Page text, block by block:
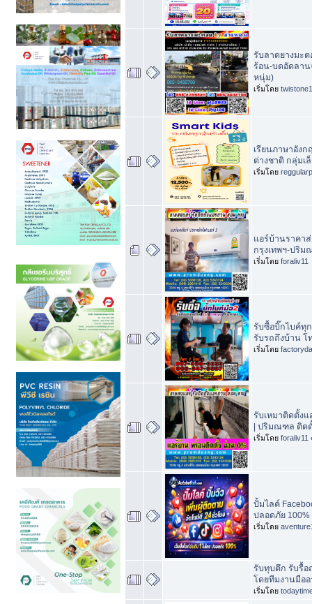
รับลาดยางมะ
ร้อน-บดอัดลาน
หนุ่ม)
เริ่มโดย twistone1
เรียนภาษาอัง
ต่างชาติ กลุ่มเ
เริ่มโดย
แอร์บ้านราคา
กรุงเทพฯ-ปริม
เริ่มโดย foraliv11
รับซื้อบิ๊กไบค์ทุ
รับรถถึงบ้าน โ
เริ่มโดย
รับเหมาติดตั้งแ
| ปริมณฑล ติด
เริ่มโดย foraliv11
ปั้มไลค์
ปลอดภัย 100%
เริ่มโดย
รับทุบตึก รับรื้อ
โดยทีมงานมือ
เริ่มโดย